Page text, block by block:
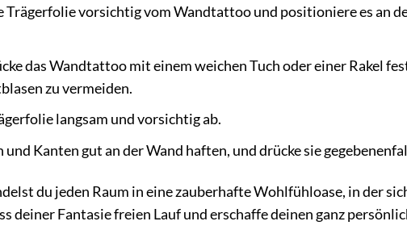
Trägerfolie vorsichtig vom Wandtattoo und positioniere es an
das Wandtattoo mit einem weichen Tuch oder einer Rakel
zu vermeiden.
langsam und vorsichtig ab.
und Kanten gut an der Wand haften, und drücke sie
du jeden Raum in eine zauberhafte Wohlfühloase, in der
deiner Fantasie freien Lauf und erschaffe deinen ganz